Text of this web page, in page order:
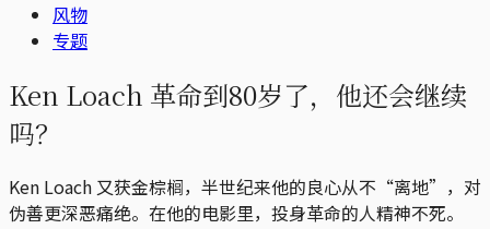
风物
专题
Ken Loach 革命到80岁了，他还会继续
吗？
Ken Loach 又获金棕榈，半世纪来他的良心从不“离地”，对
伪善更深恶痛绝。在他的电影里，投身革命的人精神不死。